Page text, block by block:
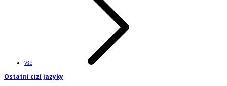
Vše
Ostatní cizí jazyky